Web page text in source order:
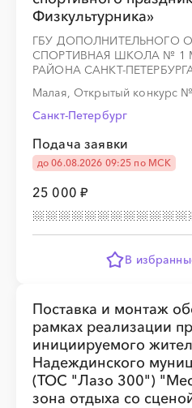
Физкультурника»
ГБУ ДОПОЛНИТЕЛЬНОГО
СПОРТИВНАЯ ШКОЛА № 1
РАЙОНА САНКТ-
Малая, Открытый конкурс №
Санкт-Петербург
Подача заявки
до 06.08.2026 09:25 по МСК
25 000 ₽
В
Поставка и монтаж
рамках реализации
инициируемого
Надеждинского
(ТОС "Лазо 300")
зона отдыха со